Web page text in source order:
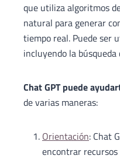
que utiliza algoritmos
natural para generar
tiempo real. Puede ser
incluyendo la búsqueda
Chat GPT puede
de varias maneras:
Orientación: Chat
encontrar